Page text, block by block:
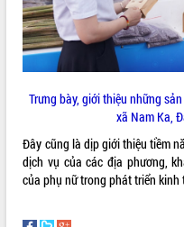
giải ngân vốn khắc phục thiên tai
HĐND tỉnh thông qua điều chỉnh Quy
hoạch tỉnh thời kỳ 2021-2030
hoạch tỉnh Đắk Lắk thời kỳ 2021-
tầm nhìn đến năm 2050
Nâng cao hiệu quả hoạt động của các
doanh nghiệp nhà nước
Hội nghị triển khai kết nối mạng
quan Đảng, Nhà nước
Trưng bày, giới thiệu những
xã Nam Ka,
Đây cũng là dịp giới thiệu tiềm
dịch vụ của các địa phương,
của phụ nữ trong phát triển kinh